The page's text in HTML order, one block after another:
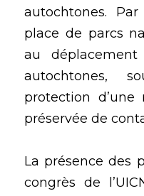
autochtones.
place de parcs
au
autochtones,
protection
préservée de
La présence des
congrès de